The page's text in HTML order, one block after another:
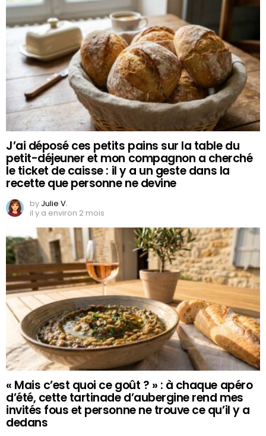
J’ai déposé ces petits pains sur la table du
petit-déjeuner et mon compagnon a cherché
le ticket de caisse : il y a un geste dans la
recette que personne ne devine
by Julie V.
il y a environ 2 mois
« Mais c’est quoi ce goût ? » : à chaque apéro
d’été, cette tartinade d’aubergine rend mes
invités fous et personne ne trouve ce qu’il y a
dedans